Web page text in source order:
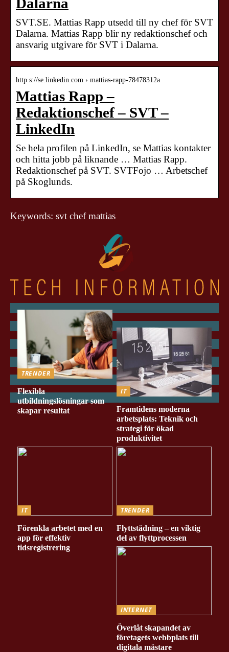
Dalarna
SVT.SE. Mattias Rapp utsedd till ny chef för SVT
Dalarna. Mattias Rapp blir ny redaktionschef och
ansvarig utgivare för SVT i Dalarna.
http s://se.linkedin.com › mattias-rapp-78478312a
Mattias Rapp –
Redaktionschef – SVT –
LinkedIn
Se hela profilen på LinkedIn, se Mattias kontakter
och hitta jobb på liknande … Mattias Rapp.
Redaktionschef på SVT. SVTFojo … Arbetschef
på Skoglunds.
Keywords: svt chef mattias
TRENDER
Flexibla
utbildningslösningar som
skapar resultat
IT
Framtidens moderna
arbetsplats: Teknik och
strategi för ökad
produktivitet
IT
Förenkla arbetet med en
app för effektiv
tidsregistrering
TRENDER
Flyttstädning – en viktig
del av flyttprocessen
INTERNET
Överlåt skapandet av
företagets webbplats till
digitala mästare